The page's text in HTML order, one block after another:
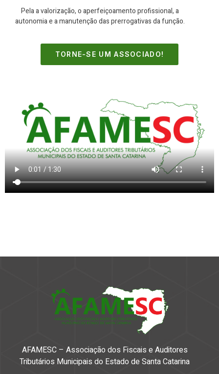
Pela a valorização, o aperfeiçoamento profissional, a
autonomia e a manutenção das prerrogativas da função.
TORNE-SE UM ASSOCIADO!
AFAMESC – Associação dos Fiscais e Auditores
Tributários Municipais do Estado de Santa Catarina